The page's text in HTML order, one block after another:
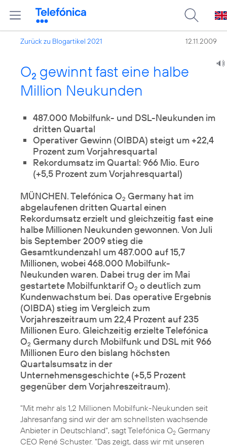
Zurück zu Blogartikel 2021 12.11.2009
O2 gewinnt fast eine halbe
Million Neukunden
487.000 Mobilfunk- und DSL-Neukunden im
dritten Quartal
Operativer Gewinn (OIBDA) steigt um +22,4
Prozent zum Vorjahresquartal
Rekordumsatz im Quartal: 966 Mio. Euro
(+5,5 Prozent zum Vorjahresquartal)
MÜNCHEN. Telefónica O2 Germany hat im
abgelaufenen dritten Quartal einen
Rekordumsatz erzielt und gleichzeitig fast eine
halbe Millionen Neukunden gewonnen. Von Juli
bis September 2009 stieg die
Gesamtkundenzahl um 487.000 auf 15,7
Millionen, wobei 468.000 Mobilfunk-
Neukunden waren. Dabei trug der im Mai
gestartete Mobilfunktarif O2 o deutlich zum
Kundenwachstum bei. Das operative Ergebnis
(OIBDA) stieg im Vergleich zum
Vorjahreszeitraum um 22,4 Prozent auf 235
Millionen Euro. Gleichzeitig erzielte Telefónica
O2 Germany durch Mobilfunk und DSL mit 966
Millionen Euro den bislang höchsten
Quartalsumsatz in der
Unternehmensgeschichte (+5,5 Prozent
gegenüber dem Vorjahreszeitraum).
"Mit mehr als 1,2 Millionen Mobilfunk-Neukunden seit
Jahresanfang sind wir der am schnellsten wachsende
Anbieter in Deutschland", sagt Telefónica O2 Germany
CEO René Schuster. "Das zeigt, dass wir mit unseren